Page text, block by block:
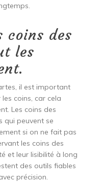
coins des
les
il est important
coins, car cela
Les coins des
qui peuvent se
si on ne fait pas
les coins des
et leur lisibilité à long
des outils fiables
précision.